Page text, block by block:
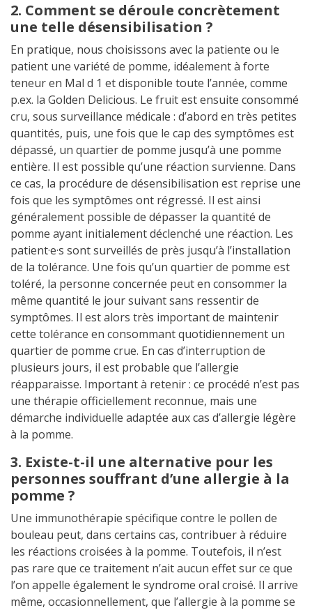
2. Comment se déroule concrètement
une telle désensibilisation ?
En pratique, nous choisissons avec la patiente ou le
patient une variété de pomme, idéalement à forte
teneur en Mal d 1 et disponible toute l’année, comme
p.ex. la Golden Delicious. Le fruit est ensuite consommé
cru, sous surveillance médicale : d’abord en très petites
quantités, puis, une fois que le cap des symptômes est
dépassé, un quartier de pomme jusqu’à une pomme
entière. Il est possible qu’une réaction survienne. Dans
ce cas, la procédure de désensibilisation est reprise une
fois que les symptômes ont régressé. Il est ainsi
généralement possible de dépasser la quantité de
pomme ayant initialement déclenché une réaction. Les
patient·e·s sont surveillés de près jusqu’à l’installation
de la tolérance. Une fois qu’un quartier de pomme est
toléré, la personne concernée peut en consommer la
même quantité le jour suivant sans ressentir de
symptômes. Il est alors très important de maintenir
cette tolérance en consommant quotidiennement un
quartier de pomme crue. En cas d’interruption de
plusieurs jours, il est probable que l’allergie
réapparaisse. Important à retenir : ce procédé n’est pas
une thérapie officiellement reconnue, mais une
démarche individuelle adaptée aux cas d’allergie légère
à la pomme.
3. Existe-t-il une alternative pour les
personnes souffrant d’une allergie à la
pomme ?
Une immunothérapie spécifique contre le pollen de
bouleau peut, dans certains cas, contribuer à réduire
les réactions croisées à la pomme. Toutefois, il n’est
pas rare que ce traitement n’ait aucun effet sur ce que
l’on appelle également le syndrome oral croisé. Il arrive
même, occasionnellement, que l’allergie à la pomme se